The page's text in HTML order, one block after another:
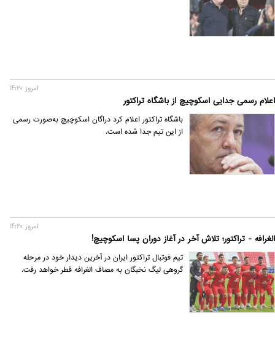
اعلام رسمی جدایی اسکوچیچ از باشگاه تراکتور
امروز 14:20
باشگاه تراکتور اعلام کرد دراگان اسکوچیچ به‌صورت رسمی
از این تیم جدا شده است.
الغرافه - تراکتور؛ تلاش آخر در آغاز دوران پسا اسکوچیچ!
امروز 14:20
تیم فوتبال تراکتور ایران در آخرین دیدار خود در مرحله
گروهی لیگ نخبگان به مصاف الغرافه قطر خواهد رفت.